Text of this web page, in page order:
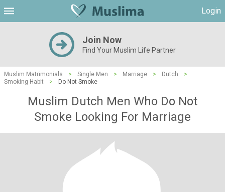
Login
Join Now
Find Your Muslim Life Partner
Muslim Matrimonials > Single Men > Marriage > Dutch
>
Smoking Habit
> Do Not Smoke
Muslim Dutch Men Who Do Not
Smoke Looking For Marriage